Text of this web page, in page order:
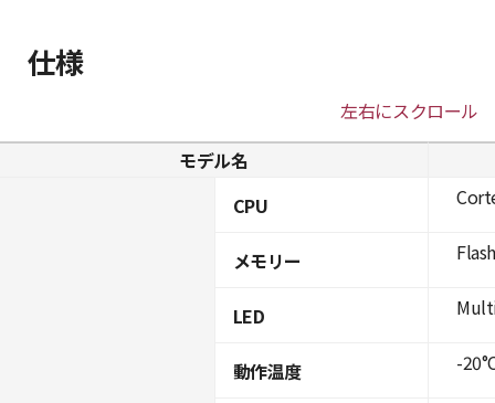
仕様
左右にスクロール
モデル名
CPU
メモリー
LED
動作温度 -